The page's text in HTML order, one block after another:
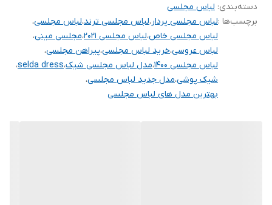
دوستان عزیز در هنگام انتخاب مدل دقت کنید مشخصات لباس ها زیر
آنها درج شده است چون این سایت امکان مرجوع ندارد و فقط امکان
تعویض سایز دارد
دسته‌بندی: لباس مجلسی
برچسب‌ها :لباس مجلسی پردار،لباس مجلسی ترند،لباس مجلسی،
لباس مجلسی خاص،لباس مجلسی ۲۰۲۱ ،مجلسی مینی،
لباس عروسی،خرید لباس مجلسی،پیراهن مجلسی،
لباس مجلسی ۱۴۰۰
،مدل لباس مجلسی شیک،selda dress،
شیک پوشی،مدل جدید لباس مجلسی،
بهترین مدل های لباس مجلسی